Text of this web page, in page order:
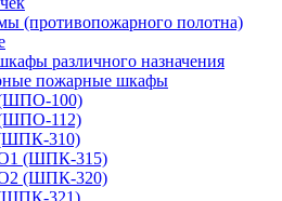
(противопожарного полотна)
различного назначения
пожарные шкафы
100)
112)
310)
(ШПК-315)
(ШПК-320)
321)